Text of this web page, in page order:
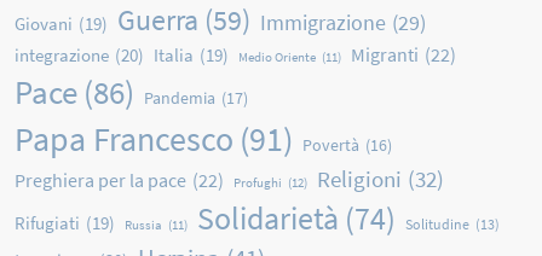
Giovani (19) Guerra (59) Immigrazione (29)
integrazione (20) Italia (19) Medio Oriente (11) Migranti (22)
Pace (86) Pandemia (17)
Papa Francesco (91) Povertà (16)
Preghiera per la pace (22) Profughi (12) Religioni (32)
Rifugiati (19) Russia (11) Solidarietà (74) Solitudine (13)